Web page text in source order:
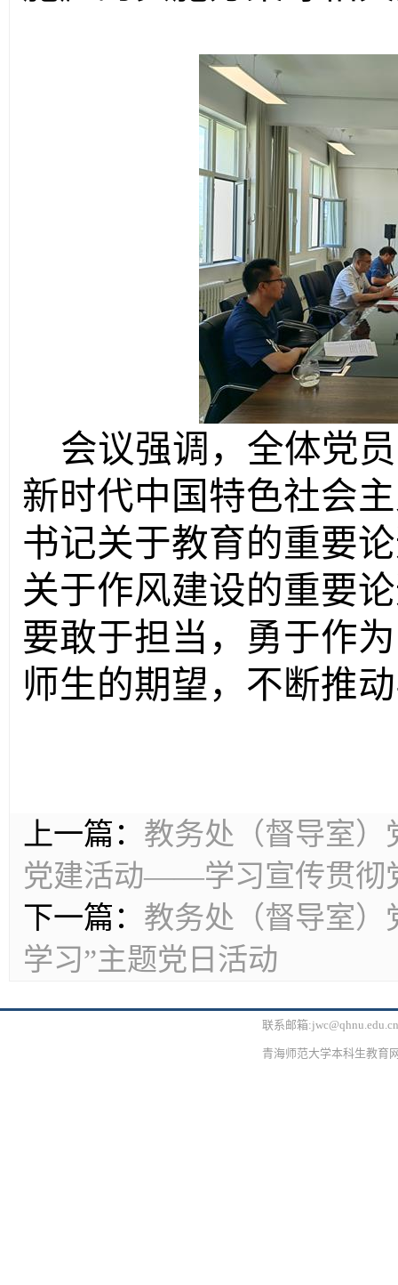
会议强调，全体党
新时代中国特色社会
书记关于教育的重要
关于作风建设的重要
要敢于担当，勇于作
师生的期望，不断推
上一篇： 教务处（督导室）
党建活动——学习宣传贯彻
下一篇： 教务处（督导室）
学习”主题党日活动
联系邮箱
青海师范大学本科生教育